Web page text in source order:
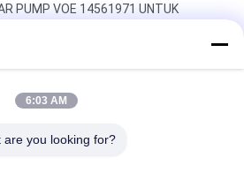
PUMP VOE 14561971 UNTUK
PUMP VOE 14537295 UNTUK
PUMP VOE 14782798 UNTUK
6:03 AM
are you looking for?